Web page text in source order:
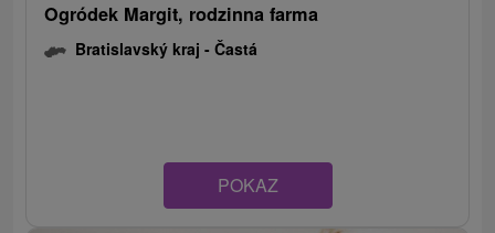
Ogródek Margit, rodzinna farma
Bratislavský kraj -Častá
POKAZ